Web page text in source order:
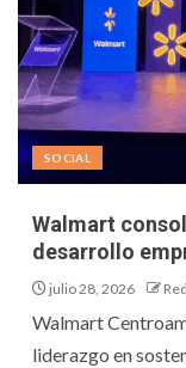
SOCIAL
Walmart
desarrollo
julio 28, 2026
Walmart
liderazgo en